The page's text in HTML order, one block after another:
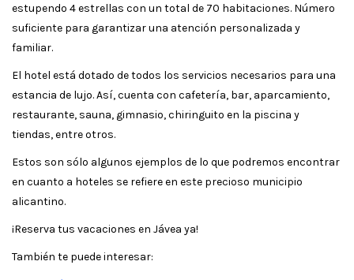
estupendo 4 estrellas con un total de 70 habitaciones. Número
suficiente para garantizar una atención personalizada y
familiar.
El hotel está dotado de todos los servicios necesarios para una
estancia de lujo. Así, cuenta con cafetería, bar, aparcamiento,
restaurante, sauna, gimnasio, chiringuito en la piscina y
tiendas, entre otros.
Estos son sólo algunos ejemplos de lo que podremos encontrar
en cuanto a hoteles se refiere en este precioso municipio
alicantino.
¡Reserva tus vacaciones en Jávea ya!
También te puede interesar: